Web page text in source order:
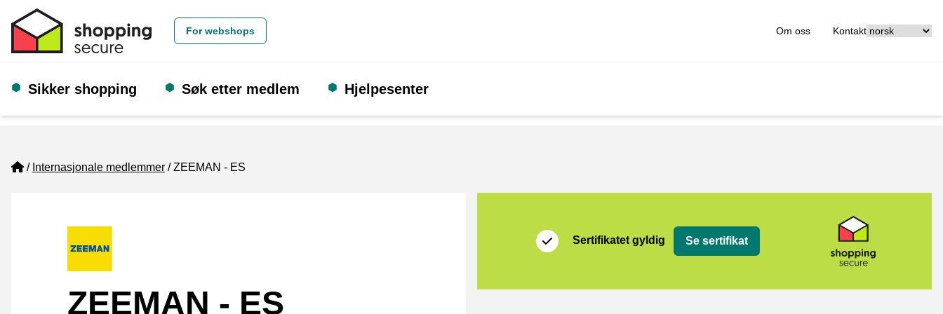
For webshops Om oss Kontakt
Sikker shopping Søk etter medlem Hjelpesenter
Home
Internasjonale medlemmer ZEEMAN - ES
ZEEMAN - ES
Sertifikatet gyldig Se sertifikat